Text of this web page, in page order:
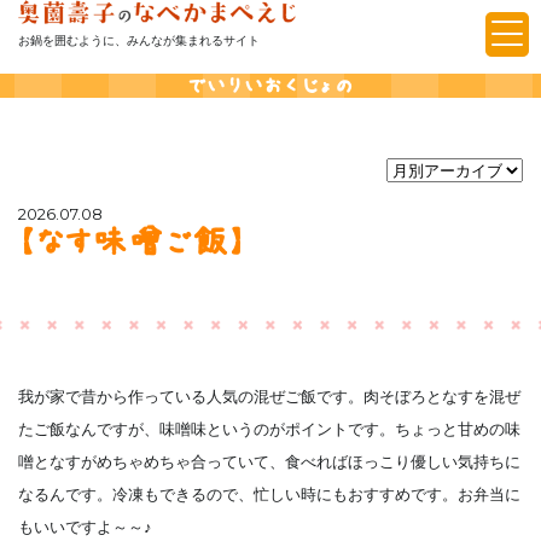
お鍋を囲むように、みんなが集まれるサイト
でいりいおくじょの
2026.07.08
【なす味噌ご飯】
我が家で昔から作っている人気の混ぜご飯です。肉そぼろとなすを混ぜ
たご飯なんですが、味噌味というのがポイントです。ちょっと甘めの味
噌となすがめちゃめちゃ合っていて、食べればほっこり優しい気持ちに
なるんです。冷凍もできるので、忙しい時にもおすすめです。お弁当に
もいいですよ～～♪